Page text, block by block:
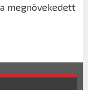
megnövekedett